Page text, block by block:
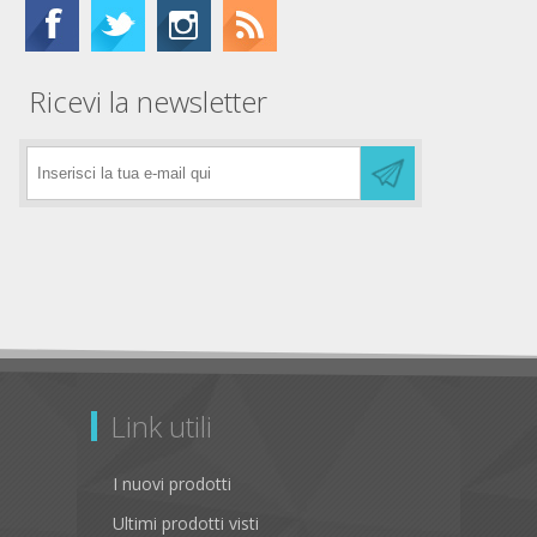
Ricevi la newsletter
Link utili
I nuovi prodotti
Ultimi prodotti visti